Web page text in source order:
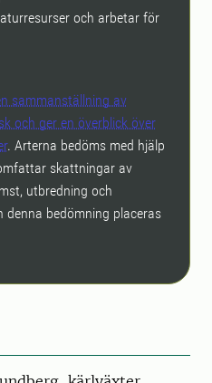
och arbetar för
sammanställning av
och ger en överblick över
. Arterna bedöms med hjälp
skattningar av
utbredning och
bedömning placeras